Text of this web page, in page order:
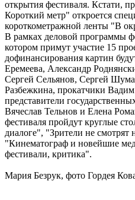
открытия фестиваля. Кстати,
Короткий метр" откроется
короткометражной ленты "В
В рамках деловой программы
котором примут участие 15
дофинансирования картин
Еремеева, Александр
Сергей Сельянов, Сергей
Разбежкина, прокатчики
представители
Вячеслав Тельнов и Елена
фестиваля пройдут круглые
диалоге", "Зрители не
"Кинематограф и новейшие
фестивали, критика".
Мария Безрук, фото Гордея